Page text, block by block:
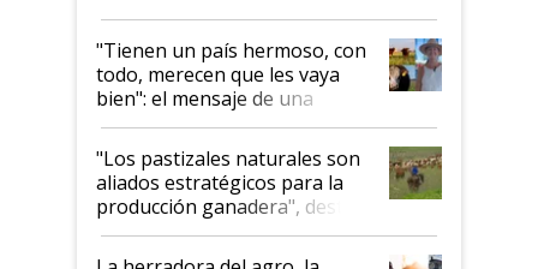
"Tienen un país hermoso, con
todo, merecen que les vaya
bien": el mensaje de una
ganadera uruguaya sobre las
oportunidades que se abren
para el agro en Argentina, con
foco en la carne
"Los pastizales naturales son
aliados estratégicos para la
producción ganadera", destaca
la iniciativa que ya reúne a 46
establecimientos en Argentina